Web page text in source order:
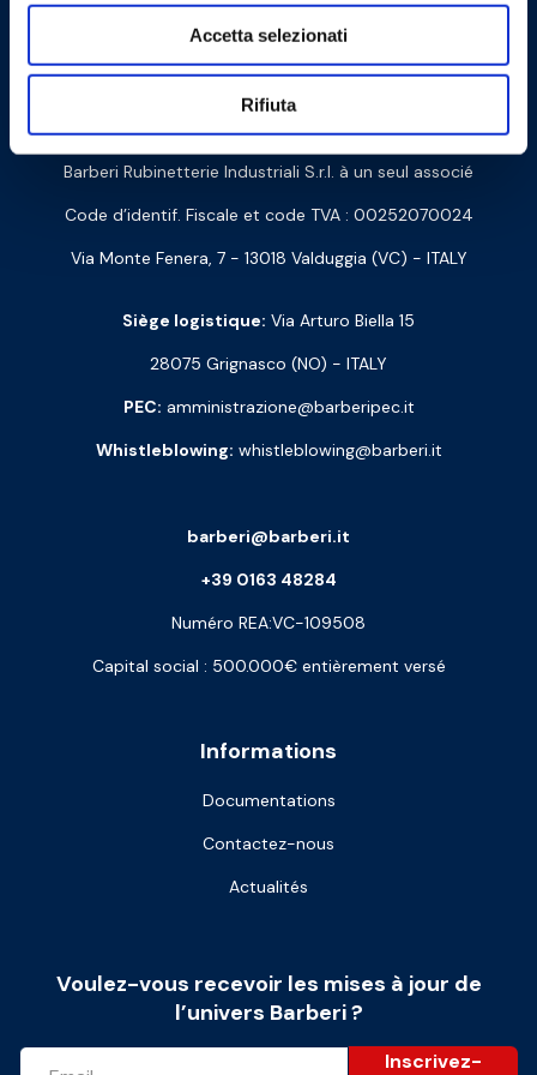
Accetta selezionati
Rifiuta
Cookie Policy Privacy Policy
Barberi Rubinetterie Industriali S.r.l. à un seul associé
Code d’identif. Fiscale et code TVA : 00252070024
Via Monte Fenera, 7 - 13018 Valduggia (VC) - ITALY
Siège logistique: Via Arturo Biella 15
28075 Grignasco (NO) - ITALY
PEC: amministrazione@barberipec.it
Whistleblowing: whistleblowing@barberi.it
Informations
Documentations
Contactez-nous
Actualités
barberi@barberi.it
+39 0163 48284
Numéro REA:VC-109508
Capital social : 500.000€ entièrement versé
Voulez-vous recevoir les mises à jour de
l’univers Barberi ?
Inscrivez-